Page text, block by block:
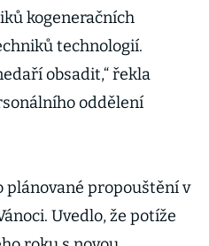
šéf odborů
kogeneračních
technologií.
obsadit,“ řekla
oddělení
plánované propouštění v
Uvedlo, že potíže